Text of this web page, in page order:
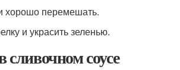
хорошо перемешать.
и украсить зеленью.
соусе